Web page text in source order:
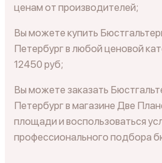
ценам от производителей;
Вы можете купить
Петербург в любой ценовой
12450 руб;
Вы можете заказать
Петербург в магазине Две
площади и воспользоваться
профессионального подбора